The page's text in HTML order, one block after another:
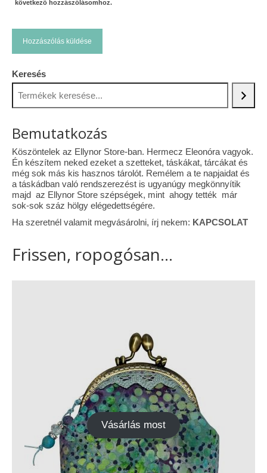
következő hozzászólásomhoz.
Keresés
Bemutatkozás
Köszöntelek az Ellynor Store-ban. Hermecz Eleonóra vagyok.
Én készítem neked ezeket a szetteket, táskákat, tárcákat és
még sok más kis hasznos tárolót. Remélem a te napjaidat és
a táskádban való rendszerezést is ugyanúgy megkönnyítik
majd az Ellynor Store szépségek, mint ahogy tették már
sok-sok száz hölgy elégedettségére.
Ha szeretnél valamit megvásárolni, írj nekem: KAPCSOLAT
Frissen, ropogósan...
Vásárlás most